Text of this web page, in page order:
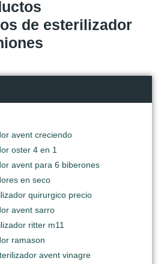
de esterilizador
avent creciendo
oster 4 en 1
avent para 6 biberones
en seco
quirurgico precio
avent sarro
ritter m11
ramason
avent vinagre